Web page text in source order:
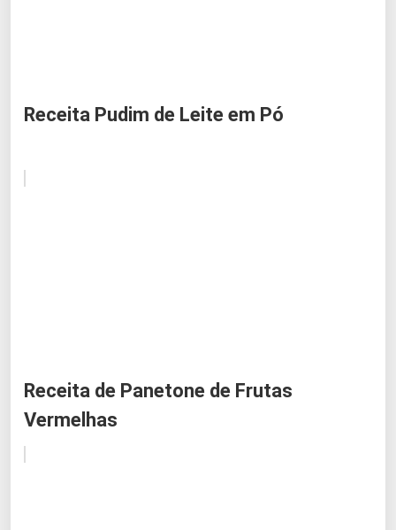
Receita Pudim de Leite em Pó
Receita de Panetone de Frutas
Vermelhas